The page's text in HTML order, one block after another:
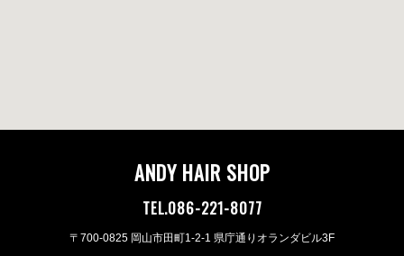
ANDY HAIR SHOP
TEL.086-221-8077
〒700-0825 岡山市田町1-2-1 県庁通りオランダビル3F